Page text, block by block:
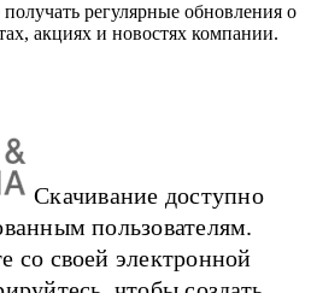
регулярные обновления о
акциях и новостях компании.
Скачивание доступно
пользователям.
со своей электронной